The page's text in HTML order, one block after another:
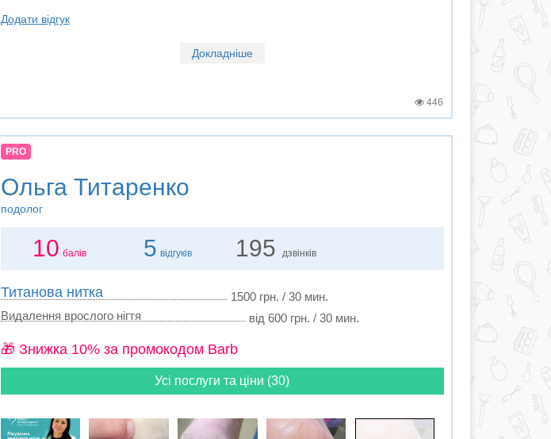
Додати відгук
Докладніше
446
PRO
Ольга Титаренко
подолог
10 балів 5 відгуків 195 дзвінків
Титанова нитка
1500 грн. / 30 мин.
Видалення врослого нігтя
від 600 грн. / 30 мин.
🎁 Знижка 10% за промокодом Barb
Усі послуги та ціни (30)